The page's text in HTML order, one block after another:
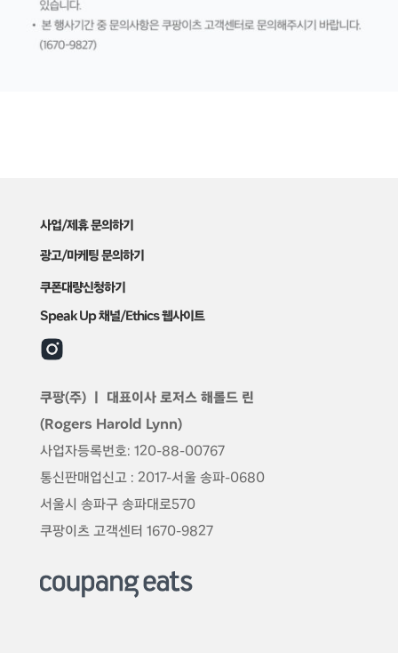
사업/제휴 문의하기
광고/마케팅 문의하기
쿠폰대량신청하기
Speak Up 채널/Ethics 웹사이트
쿠팡(주) ㅣ 대표이사 로저스 해롤드 린
(Rogers Harold Lynn)
사업자등록번호: 120-88-00767
통신판매업신고 : 2017-서울 송파-0680
서울시 송파구 송파대로570
쿠팡이츠 고객센터 1670-9827